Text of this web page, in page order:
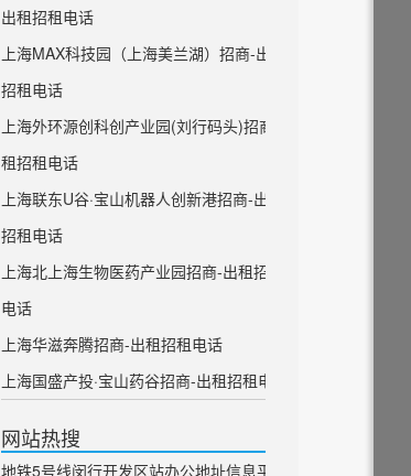
出租招租电话
上海MAX科技园（上海美兰湖）招商-出租
招租电话
上海外环源创科创产业园(刘行码头)招商-出
租招租电话
上海联东U谷·宝山机器人创新港招商-出租
招租电话
上海北上海生物医药产业园招商-出租招租
电话
上海华滋奔腾招商-出租招租电话
上海国盛产投·宝山药谷招商-出租招租电话
网站热搜
地铁5号线闵行开发区站办公地址信息平台